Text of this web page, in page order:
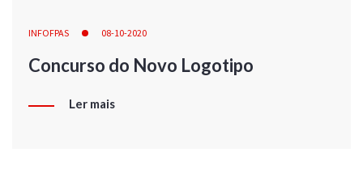
INFOFPAS 08-10-2020
Concurso do Novo Logotipo
Ler mais